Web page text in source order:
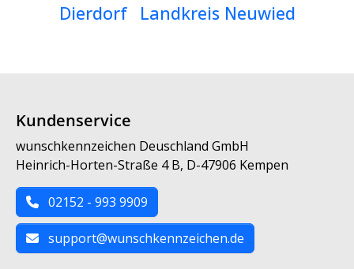
Dierdorf Landkreis Neuwied
Kundenservice
wunschkennzeichen Deuschland GmbH
Heinrich-Horten-Straße 4 B, D-47906 Kempen
02152 - 993 9909
support@wunschkennzeichen.de